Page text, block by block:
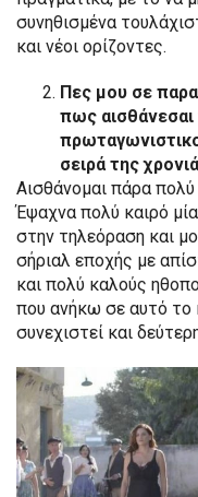
συνηθισμένα
και νέοι ορίζοντες.
Πες μου σε
πως
σειρά της
Αισθάνομαι πάρα πολύ
Έψαχνα πολύ καιρό
στην τηλεόραση και
σήριαλ εποχής με
και πολύ καλούς
που ανήκω σε αυτό το
συνεχιστεί και